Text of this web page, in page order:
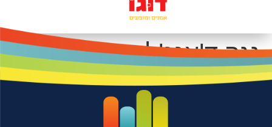
נגה ד'אנג'לי-
28.03.26-בית יגאל
אלון כפר תבור